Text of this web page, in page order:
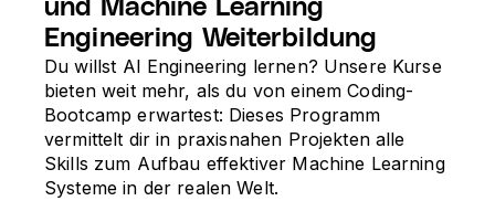
und Machine Learning
Engineering Weiterbildung
Du willst AI Engineering lernen? Unsere Kurse
bieten weit mehr, als du von einem Coding-
Bootcamp erwartest: Dieses Programm
vermittelt dir in praxisnahen Projekten alle
Skills zum Aufbau effektiver Machine Learning
Systeme in der realen Welt.